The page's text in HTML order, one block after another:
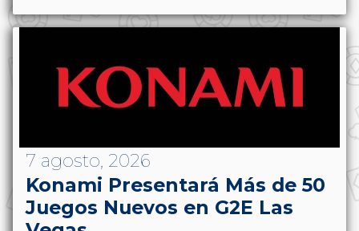
7 agosto, 2026
Konami Presentará Más de 50
Juegos Nuevos en G2E Las